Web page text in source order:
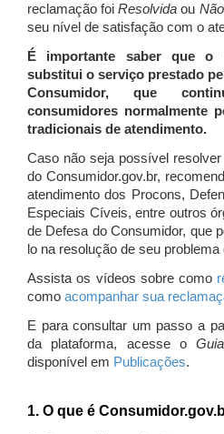
reclamação foiResolvida ou
seu nível de satisfação com o
É importante saber que o
substitui o serviço prestado
Consumidor, que
consumidores normalmente
tradicionais de atendimento.
Caso não seja possível
do Consumidor.gov.br,
atendimento dos Procons,
Especiais Cíveis, entre outros
de Defesa do Consumidor, que
lo na resolução de seu
Assista os vídeos sobre como
como acompanhar sua
E para consultar um passo a
da plataforma, acesse o
disponível em Publicações.
1. O que é